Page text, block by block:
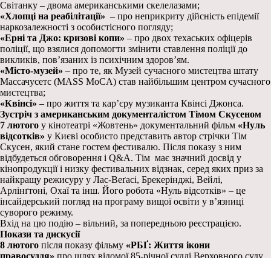
Світанку – двома американськими скелелазами;
«Хлопці на реабілітації» – про неприкриту дійсність епідемії
наркозалежності з особистісного погляду;
«Ерні та Джо: кризові копи» – про двох техаських офіцерів
поліції, що взялися допомогти змінити ставлення поліції до
викликів, пов’язаних із психічним здоров’ям.
«Місто-музей» – про те, як Музей сучасного мистецтва штату
Массачусетс (MASS MoCA) став найбільшим центром сучасного
мистецтва;
«Квінсі» – про життя та кар’єру музиканта Квінсі Джонса.
Зустріч з американським документалістом Тімом Скусеном
7 лютого у кінотеатрі «Жовтень» документальний фільм «Нуль
відсотків» у Києві особисто представить автор стрічки Тім
Скусен, який стане гостем фестивалю. Після показу з ним
відбудеться обговорення і Q&A. Тім має значний досвід у
кінопродукції і низку фестивальних відзнак, серед яких приз за
найкращу режисуру у Лас-Веґасі, Брекерінджі, Вейлі,
Арлінґтоні, Охаї та інш. Його робота «Нуль відсотків» – це
інсайдерський погляд на програму вищої освіти у в’язниці
суворого режиму.
Вхід на цю подію – вільний, за попередньою реєстрацією.
Покази та дискусії
8 лютого після показу фільму «РБҐ: Життя ікони
правосуддя» про шлях відомої 85-річної судді Верховного суду